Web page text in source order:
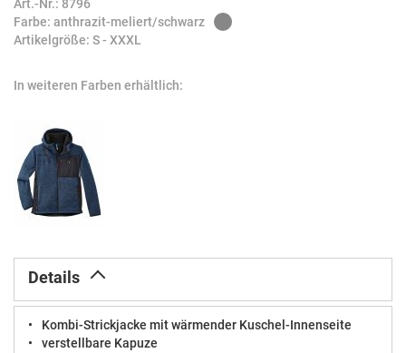
Art.-Nr.: 8796
Farbe: anthrazit-meliert/schwarz
Artikelgröße: S - XXXL
der
Bildergalerie
springen
In weiteren Farben erhältlich:
Details
Kombi-Strickjacke mit wärmender Kuschel-Innenseite
verstellbare Kapuze